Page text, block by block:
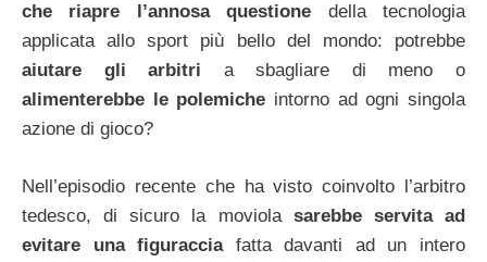
che riapre l’annosa questione della tecnologia
applicata allo sport più bello del mondo: potrebbe
aiutare gli arbitri a sbagliare di meno o
alimenterebbe le polemiche intorno ad ogni singola
azione di gioco?
Nell’episodio recente che ha visto coinvolto l’arbitro
tedesco, di sicuro la moviola sarebbe servita ad
evitare una figuracciafatta davanti ad un intero